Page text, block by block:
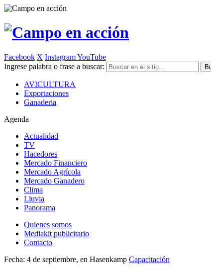
Facebook X InstagramYouTube
Ingrese palabra o frase a buscar:
AVICULTURA
Exportaciones
Ganaderia
Agenda
Actualidad
TV
Hacedores
Mercado Financiero
Mercado Agrícola
Mercado Ganadero
Clima
Lluvia
Panorama
Quienes somos
Mediakit publicitario
Contacto
Fecha: 4 de septiembre, en Hasenkamp Capacitación